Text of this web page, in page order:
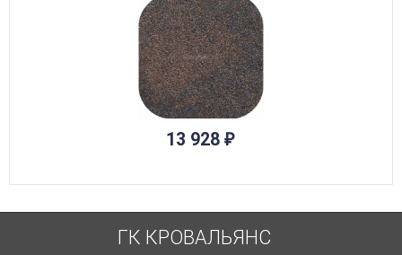
13 928 ₽
ГК КРОВАЛЬЯНС